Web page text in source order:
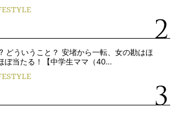
どういうこと？ 安堵から一転、女の勘はほ
ぼ当たる！【中学生ママ（40…